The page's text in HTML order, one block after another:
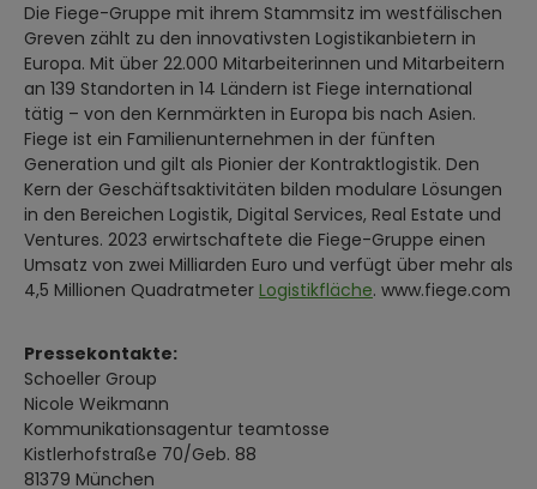
Die Fiege-Gruppe mit ihrem Stammsitz im westfälischen
Greven zählt zu den innovativsten Logistikanbietern in
Europa. Mit über 22.000 Mitarbeiterinnen und Mitarbeitern
an 139 Standorten in 14 Ländern ist Fiege international
tätig – von den Kernmärkten in Europa bis nach Asien.
Fiege ist ein Familienunternehmen in der fünften
Generation und gilt als Pionier der Kontraktlogistik. Den
Kern der Geschäftsaktivitäten bilden modulare Lösungen
in den Bereichen Logistik, Digital Services, Real Estate und
Ventures. 2023 erwirtschaftete die Fiege-Gruppe einen
Umsatz von zwei Milliarden Euro und verfügt über mehr als
4,5 Millionen Quadratmeter Logistikfläche. www.fiege.com
Pressekontakte:
Schoeller Group
Nicole Weikmann
Kommunikationsagentur teamtosse
Kistlerhofstraße 70/Geb. 88
81379 München